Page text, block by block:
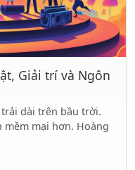
Giải trí và Ngôn
dài trên bầu trời.
mại hơn. Hoàng